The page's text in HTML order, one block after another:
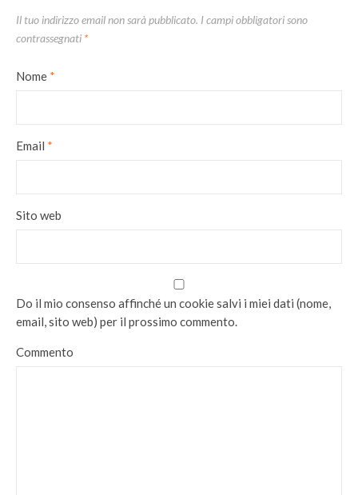
Il tuo indirizzo email non sarà pubblicato. I campi obbligatori sono
contrassegnati *
Nome *
Email *
Sito web
Do il mio consenso affinché un cookie salvi i miei dati (nome,
email, sito web) per il prossimo commento.
Commento